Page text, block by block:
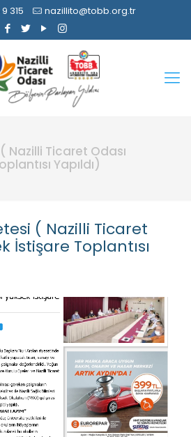
315 nazillito@tobb.org.tr
Nazilli Ticaret Odası
Yapıldı)
( Nazilli Ticaret
İstişare Toplantısı